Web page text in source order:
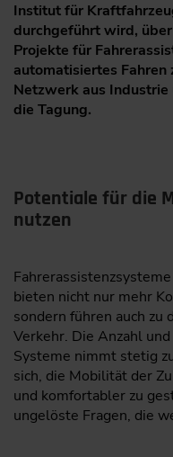
Institut für
durchgeführt wird,
Projekte für
automatisiertes Fahren
Netzwerk aus
die Tagung.
Potentiale für die
nutzen
bieten nicht nur mehr
sondern führen auch zu
Verkehr. Die Anzahl
Systeme nimmt stetig
sich, die Mobilität der
und komfortabler zu
ungelöste Fragen, die